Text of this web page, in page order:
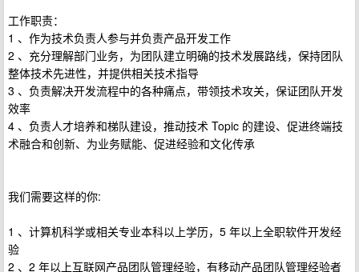
工作职责：
1 、作为技术负责人参与并负责产品开发工作
2 、充分理解部门业务，为团队建立明确的技术发展路线，保持团队
整体技术先进性，并提供相关技术指导
3 、负责解决开发流程中的各种痛点，带领技术攻关，保证团队开发
效率
4 、负责人才培养和梯队建设，推动技术 Topic 的建设、促进终端技
术融合和创新、为业务赋能、促进经验和文化传承
我们需要这样的你:
1 、计算机科学或相关专业本科以上学历，5 年以上全职软件开发经
验
2 、2 年以上互联网产品团队管理经验，有移动产品团队管理经验者